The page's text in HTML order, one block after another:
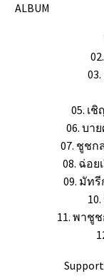
ALBUM
05. เ
06. บา
07. ชูชก
08. ฉ่อย
09. มัท
11. พาชู